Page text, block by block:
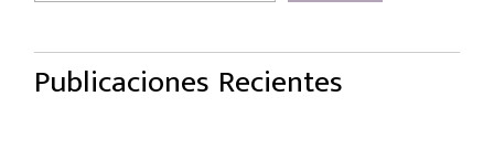
Publicaciones Recientes